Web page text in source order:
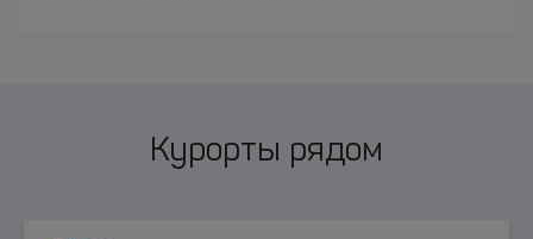
Курорты рядом